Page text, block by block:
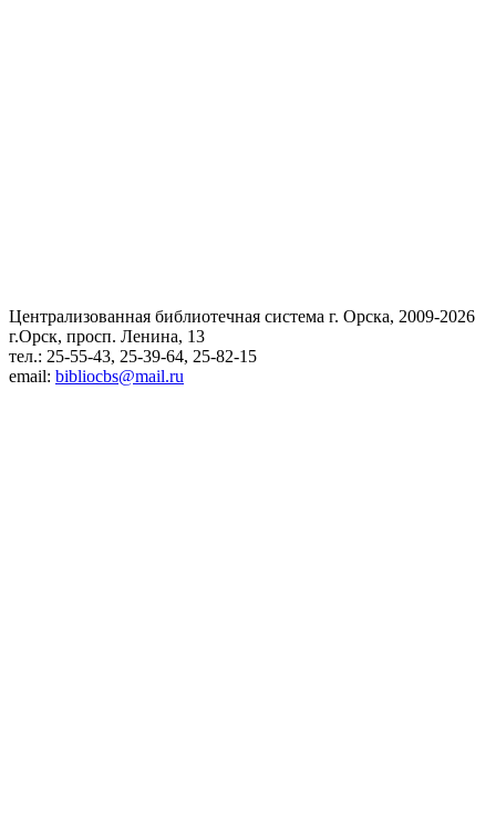
Централизованная библиотечная система г. Орска, 2009-2026
г.Орск, просп. Ленина, 13
тел.: 25-55-43, 25-39-64, 25-82-15
email: bibliocbs@mail.ru